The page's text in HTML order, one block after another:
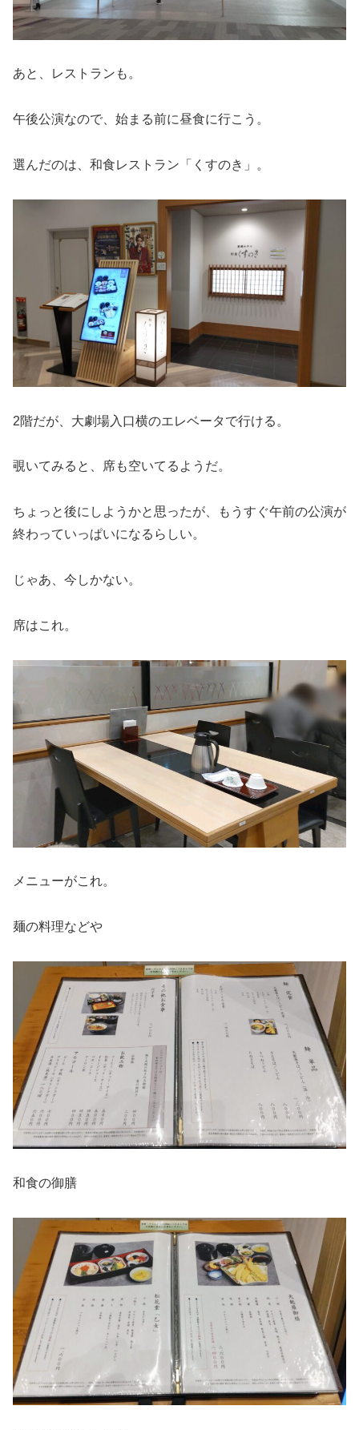
あと、レストランも。
午後公演なので、始まる前に昼食に行こう。
選んだのは、和食レストラン「くすのき」。
2階だが、大劇場入口横のエレベータで行ける。
覗いてみると、席も空いてるようだ。
ちょっと後にしようかと思ったが、もうすぐ午前の公演が
終わっていっぱいになるらしい。
じゃあ、今しかない。
席はこれ。
メニューがこれ。
麺の料理などや
和食の御膳